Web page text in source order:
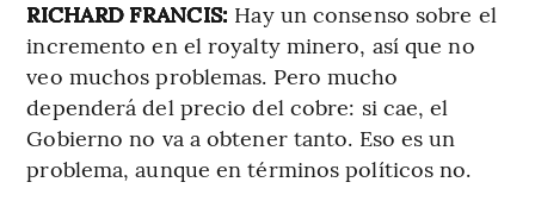
RICHARD FRANCIS: Hay un consenso sobre el
incremento en el royalty minero, así que no
veo muchos problemas. Pero mucho
dependerá del precio del cobre: si cae, el
Gobierno no va a obtener tanto. Eso es un
problema, aunque en términos políticos no.